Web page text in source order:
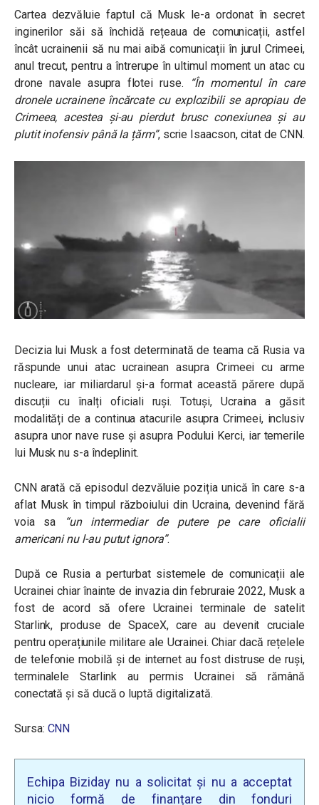
Cartea dezvăluie faptul că Musk le-a ordonat în secret
inginerilor săi să închidă rețeaua de comunicații, astfel
încât ucrainenii să nu mai aibă comunicații în jurul Crimeei,
anul trecut, pentru a întrerupe în ultimul moment un atac cu
drone navale asupra flotei ruse.
“În momentul în care
dronele ucrainene încărcate cu explozibili se apropiau de
Crimeea, acestea și-au pierdut brusc conexiunea și au
plutit inofensiv până la țărm”, scrie Isaacson, citat de CNN.
Decizia lui Musk a fost determinată de teama că Rusia va
răspunde unui atac ucrainean asupra Crimeei cu arme
nucleare, iar miliardarul și-a format această părere după
discuții cu înalți oficiali ruși. Totuși, Ucraina a găsit
modalități de a continua atacurile asupra Crimeei, inclusiv
asupra unor nave ruse și asupra Podului Kerci, iar temerile
lui Musk nu s-a îndeplinit.
CNN arată că episodul dezvăluie poziția unică în care s-a
aflat Musk în timpul războiului din Ucraina, devenind fără
voia sa
“un intermediar de putere pe care oficialii
americani nu l-au putut ignora”.
După ce Rusia a perturbat sistemele de comunicații ale
Ucrainei chiar înainte de invazia din februraie 2022, Musk a
fost de acord să ofere Ucrainei terminale de satelit
Starlink, produse de SpaceX, care au devenit cruciale
pentru operațiunile militare ale Ucrainei. Chiar dacă rețelele
de telefonie mobilă și de internet au fost distruse de ruși,
terminalele Starlink au permis Ucrainei să rămână
conectată și să ducă o luptă digitalizată.
Sursa: CNN
Echipa Biziday nu a solicitat și nu a acceptat
nicio formă de finanțare din fonduri